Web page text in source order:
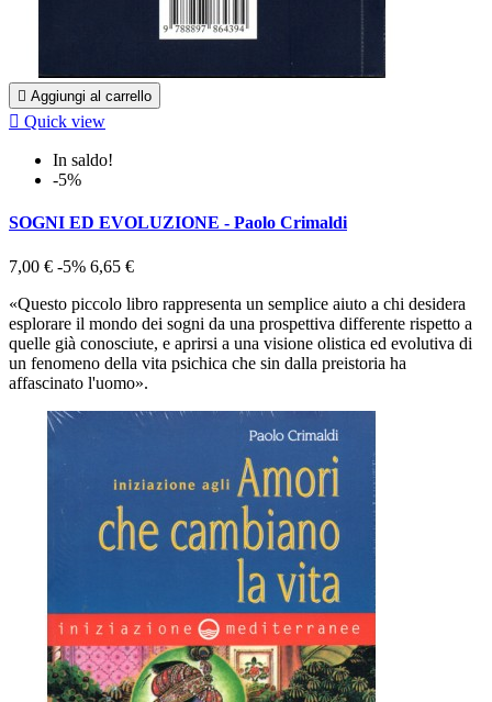
 Aggiungi al carrello
 Quick view
In saldo!
-5%
SOGNI ED EVOLUZIONE - Paolo Crimaldi
7,00 € -5% 6,65 €
«Questo piccolo libro rappresenta un semplice aiuto a chi desidera
esplorare il mondo dei sogni da una prospettiva differente rispetto a
quelle già conosciute, e aprirsi a una visione olistica ed evolutiva di
un fenomeno della vita psichica che sin dalla preistoria ha
affascinato l'uomo».